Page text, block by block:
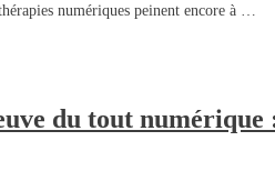
numériques peinent encore à …
du tout numérique